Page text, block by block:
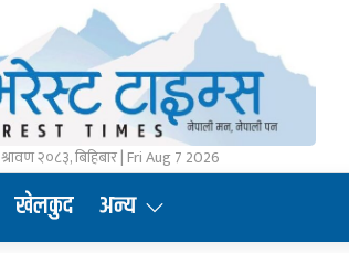
२०८३, बिहिबार | Fri Aug 7 2026
खेलकुद अन्य